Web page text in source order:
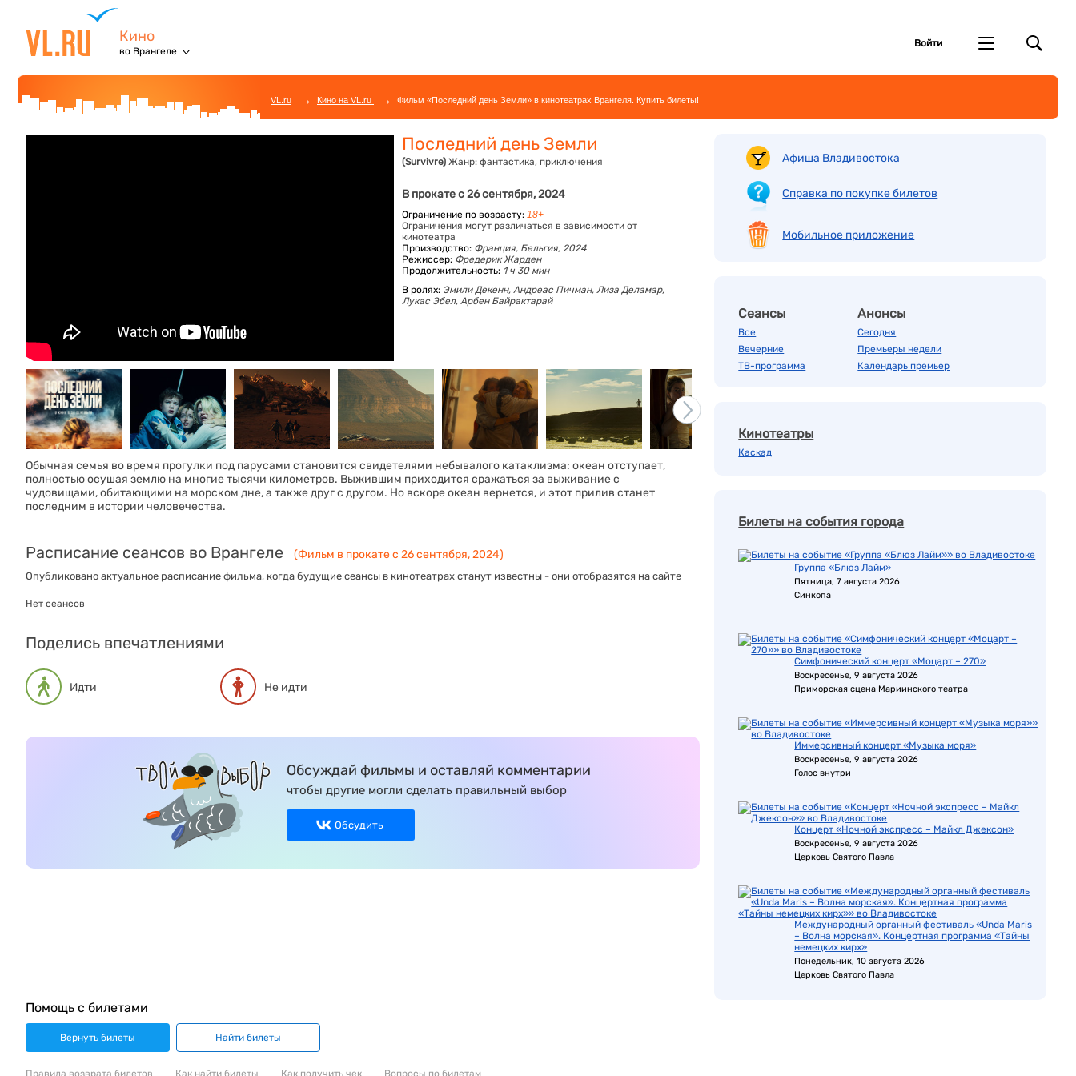
Кино
во Врангеле
Войти
VL.ru → Кино на VL.ru → Фильм «Последний день Земли» в кинотеатрах Врангеля. Купить билеты!
Последний день Земли
(Survivre) Жанр: фантастика, приключения
В прокате с 26 сентября, 2024
Ограничение по возрасту: 18+
Ограничения могут различаться в зависимости от
кинотеатра
Производство: Франция, Бельгия, 2024
Режиссер: Фредерик Жарден
Продолжительность: 1 ч 30 мин
В ролях: Эмили Декенн, Андреас Пичман, Лиза Деламар,
Лукас Эбел, Арбен Байрактарай
Обычная семья во время прогулки под парусами становится свидетелями небывалого катаклизма: океан отступает,
полностью осушая землю на многие тысячи километров. Выжившим приходится сражаться за выживание с
чудовищами, обитающими на морском дне, а также друг с другом. Но вскоре океан вернется, и этот прилив станет
последним в истории человечества.
Расписание сеансов во Врангеле (Фильм в прокате с 26 сентября, 2024)
Опубликовано актуальное расписание фильма, когда будущие сеансы в кинотеатрах станут известны - они отобразятся на сайте
Нет сеансов
Поделись впечатлениями
Идти Не идти
Обсуждай фильмы и оставляй комментарии
чтобы другие могли сделать правильный выбор
Обсудить
Афиша Владивостока
Справка по покупке билетов
Мобильное приложение
Сеансы
Все
Вечерние
ТВ-программа
Анонсы
Сегодня
Премьеры недели
Календарь премьер
Кинотеатры
Каскад
Билеты на события города
Группа «Блюз Лайм»
Пятница, 7 августа 2026
Синкопа
Симфонический концерт «Моцарт – 270»
Воскресенье, 9 августа 2026
Приморская сцена Мариинского театра
Иммерсивный концерт «Музыка моря»
Воскресенье, 9 августа 2026
Голос внутри
Концерт «Ночной экспресс – Майкл Джексон»
Воскресенье, 9 августа 2026
Церковь Святого Павла
Международный органный фестиваль «Unda Maris
– Волна морская». Концертная программа «Тайны
немецких кирх»
Понедельник, 10 августа 2026
Церковь Святого Павла
Помощь с билетами
Вернуть билеты Найти билеты
Правила возврата билетов Как найти билеты Как получить чек Вопросы по билетам